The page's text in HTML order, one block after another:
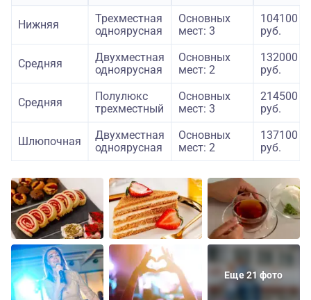
Нижняя
Трехместная
одноярусная
Основных
мест: 3
104100
руб.
Средняя
Двухместная
одноярусная
Основных
мест: 2
132000
руб.
Средняя
Полулюкс
трехместный
Основных
мест: 3
214500
руб.
Шлюпочная
Двухместная
одноярусная
Основных
мест: 2
137100
руб.
Еще 21 фото